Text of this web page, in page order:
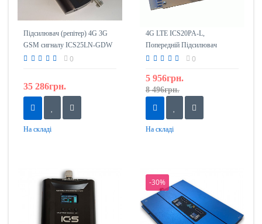
Підсилювач (репітер) 4G 3G
GSM сигналу ICS25LN-GDW
900/1800/2100 0
35 286грн.
На складі
4G LTE ICS20PA-L,
Попередній Підсилювач
0
5 956грн.
8 496грн.
На складі
-30%